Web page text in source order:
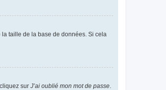
la taille de la base de données. Si cela
sur J’ai oublié mon mot de passe.